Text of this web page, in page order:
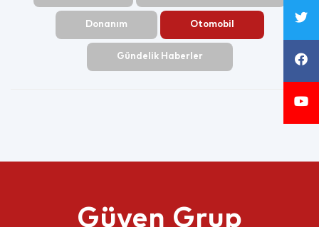
Donanım Otomobil
Gündelik Haberler
Güven Grup